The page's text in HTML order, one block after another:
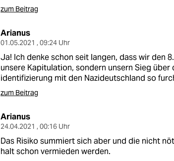
zum Beitrag
Arianus
01.05.2021 , 09:24 Uhr
Ja! Ich denke schon seit langen, dass wir den
unsere Kapitulation, sondern unsern Sieg
identifizierung mit den Nazideutschland so
zum Beitrag
Arianus
24.04.2021 , 00:16 Uhr
Das Risiko summiert sich aber und die nicht
halt schon vermieden werden.